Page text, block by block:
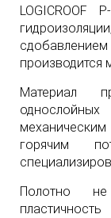
LOGICROOF
производится
Материал
однослойных
горячим
Полотно